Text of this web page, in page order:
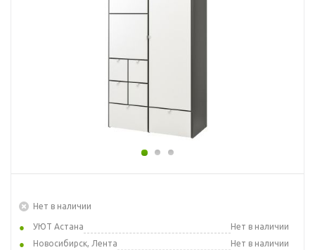
Нет в наличии
УЮТ Астана
Нет в наличии
Новосибирск, Лента
Нет в наличии